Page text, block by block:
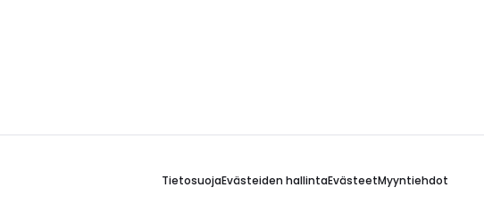
TietosuojaEvästeiden hallintaEvästeetMyyntiehdot